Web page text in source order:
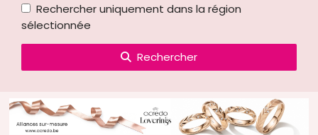
Rechercher uniquement dans la région
sélectionnée
Rechercher